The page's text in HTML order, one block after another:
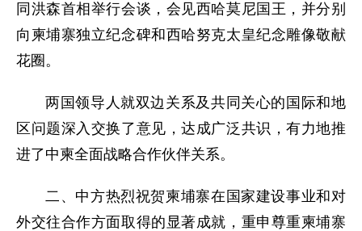
同洪森首相举行会谈，会见西哈莫尼国王，并分别
向柬埔寨独立纪念碑和西哈努克太皇纪念雕像敬献
花圈。
两国领导人就双边关系及共同关心的国际和地
区问题深入交换了意见，达成广泛共识，有力地推
进了中柬全面战略合作伙伴关系。
二、中方热烈祝贺柬埔寨在国家建设事业和对
外交往合作方面取得的显著成就，重申尊重柬埔寨